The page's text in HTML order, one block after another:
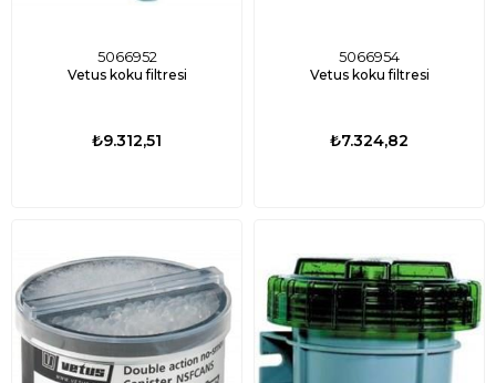
5066952
Vetus koku filtresi
₺9.312,51
5066954
Vetus koku filtresi
₺7.324,82